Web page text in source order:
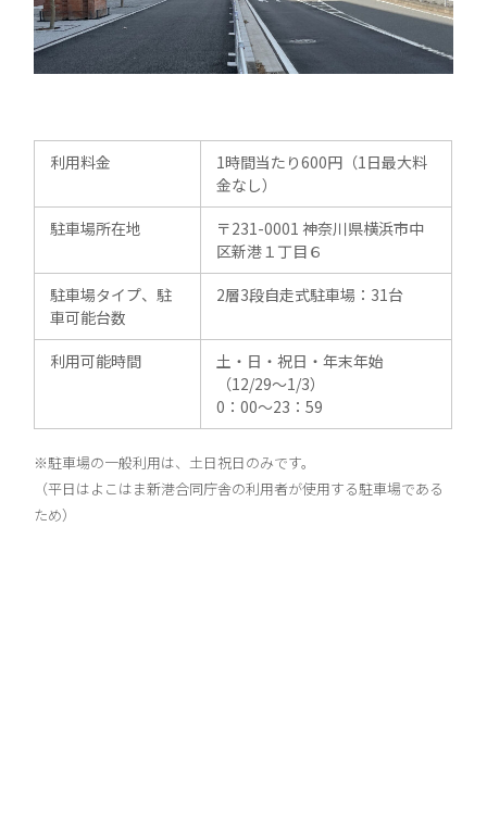
利用料金
1時間当たり600円（1日最大料
金なし）
駐車場所在地
〒231-0001 神奈川県横浜市中
区新港１丁目６
駐車場タイプ、駐
車可能台数
2層3段自走式駐車場：31台
利用可能時間
土・日・祝日・年末年始
（12/29～1/3）
0：00～23：59
※駐車場の一般利用は、土日祝日のみです。
（平日はよこはま新港合同庁舎の利用者が使用する駐車場である
ため）